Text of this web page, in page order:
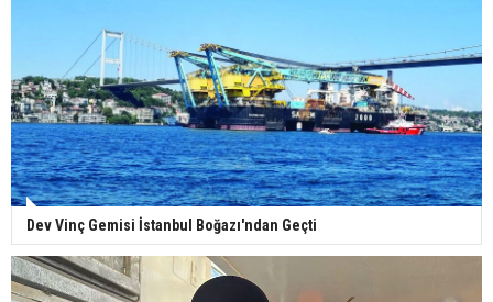
Dev Vinç Gemisi İstanbul Boğazı'ndan Geçti